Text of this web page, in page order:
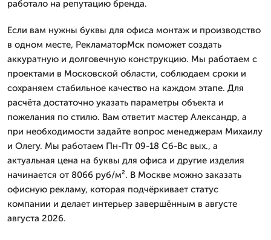
работало на репутацию бренда.
Если вам нужны буквы для офиса монтаж и производство
в одном месте, РекламаторМск поможет создать
аккуратную и долговечную конструкцию. Мы работаем с
проектами в Московской области, соблюдаем сроки и
сохраняем стабильное качество на каждом этапе. Для
расчёта достаточно указать параметры объекта и
пожелания по стилю. Вам ответит мастер Александр, а
при необходимости задайте вопрос менеджерам Михаилу
и Олегу. Мы работаем Пн-Пт 09-18 Сб-Вс вых., а
актуальная цена на буквы для офиса и другие изделия
начинается от 8066 руб/м². В Москве можно заказать
офисную рекламу, которая подчёркивает статус
компании и делает интерьер завершённым в августе
августа 2026.